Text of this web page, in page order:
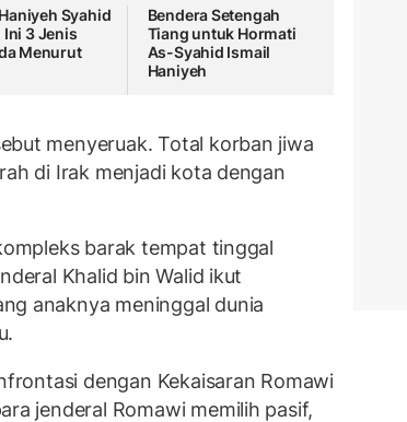
Syahid
Ini 3 Jenis
Menurut
Bendera Setengah
Tiang untuk Hormati
As-Syahid Ismail
Haniyeh
menyeruak. Total korban jiwa
di Irak menjadi kota dengan
barak tempat tinggal
Khalid bin Walid ikut
anaknya meninggal dunia
dengan Kekaisaran Romawi
jenderal Romawi memilih pasif,